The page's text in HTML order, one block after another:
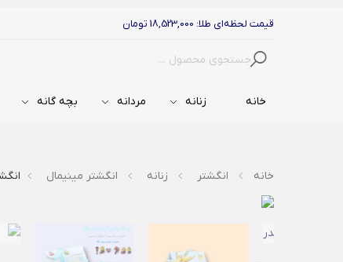
قیمت لحظه‌ای طلا: 18,523,000 تومان
جستجو
خانه زنانه مردانه بچه گانه
خانه انگشتر زنانه انگشتر مینیمال